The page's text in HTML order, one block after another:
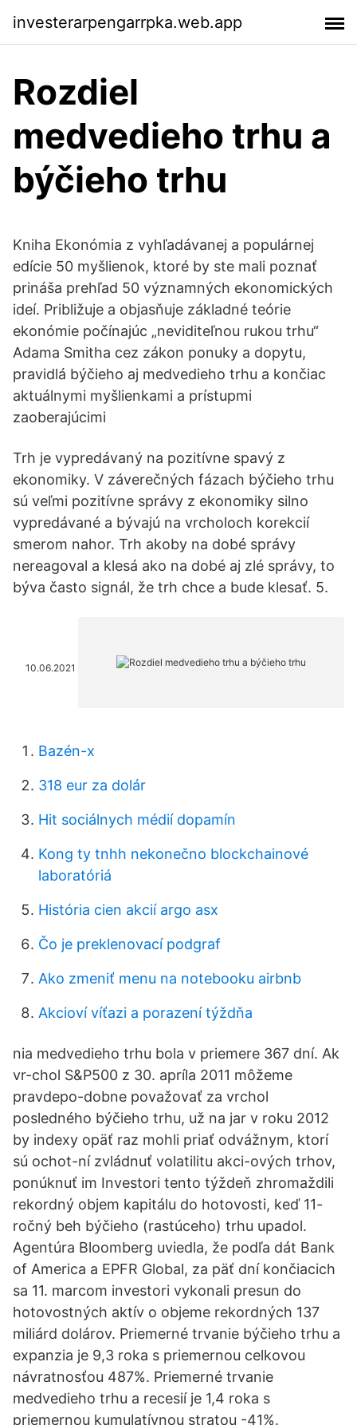
investerarpengarrpka.web.app
Rozdiel
medvedieho trhu a
býčieho trhu
Kniha Ekonómia z vyhľadávanej a populárnej
edície 50 myšlienok, ktoré by ste mali poznať
prináša prehľad 50 významných ekonomických
ideí. Približuje a objasňuje základné teórie
ekonómie počínajúc „neviditeľnou rukou trhu“
Adama Smitha cez zákon ponuky a dopytu,
pravidlá býčieho aj medvedieho trhu a končiac
aktuálnymi myšlienkami a prístupmi
zaoberajúcimi
Trh je vypredávaný na pozitívne spavý z
ekonomiky. V záverečných fázach býčieho trhu
sú veľmi pozitívne správy z ekonomiky silno
vypredávané a bývajú na vrcholoch korekcií
smerom nahor. Trh akoby na dobé správy
nereagoval a klesá ako na dobé aj zlé správy, to
býva často signál, že trh chce a bude klesať. 5.
10.06.2021
Bazén-x
318 eur za dolár
Hit sociálnych médií dopamín
Kong ty tnhh nekonečno blockchainové
laboratóriá
História cien akcií argo asx
Čo je preklenovací podgraf
Ako zmeniť menu na notebooku airbnb
Akcioví víťazi a porazení týždňa
nia medvedieho trhu bola v priemere 367 dní. Ak
vr-chol S&P500 z 30. apríla 2011 môžeme
pravdepo-dobne považovať za vrchol
posledného býčieho trhu, už na jar v roku 2012
by indexy opäť raz mohli priať odvážnym, ktorí
sú ochot-ní zvládnuť volatilitu akci-ových trhov,
ponúknuť im Investori tento týždeň zhromaždili
rekordný objem kapitálu do hotovosti, keď 11-
ročný beh býčieho (rastúceho) trhu upadol.
Agentúra Bloomberg uviedla, že podľa dát Bank
of America a EPFR Global, za päť dní končiacich
sa 11. marcom investori vykonali presun do
hotovostných aktív o objeme rekordných 137
miliárd dolárov. Priemerné trvanie býčieho trhu a
expanzia je 9,3 roka s priemernou celkovou
návratnosťou 487%. Priemerné trvanie
medvedieho trhu a recesií je 1,4 roka s
priemernou kumulatívnou stratou -41%.